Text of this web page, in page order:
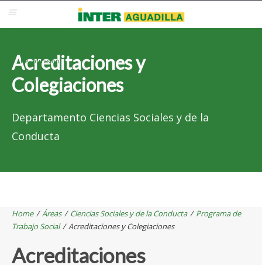
Correo Electrónico
Re-admisión
Acreditaciones y
Colegiaciones
Departamento Ciencias Sociales y de la
Conducta
Home /Áreas / Ciencias Sociales y de la Conducta / Programa de
Trabajo Social /Acreditaciones y Colegiaciones
Acreditaciones